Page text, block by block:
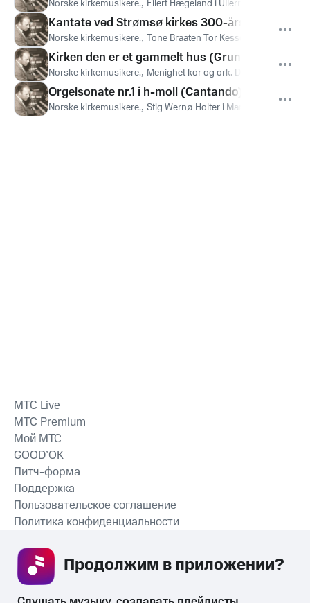
Norske kirkemusikere., Eilert Hægeland i Ullern kirke
Kantate ved Strømsø kirkes 300-års jubileum
Norske kirkemusikere., Tone Braaten Tor Kessel Bragernes
Kirken den er et gammelt hus (Grundtvig/
Norske kirkemusikere., Menighet kor og ork. Dir. J. Fevang
Orgelsonate nr.1 i h-moll (Cantando) [1939]
Norske kirkemusikere., Stig Wernø Holter i Mariakirken Bergen
СКАЧАТЬ ПРИЛОЖЕНИЕ
MTС Live
MTС Premium
Мой МТС
GOOD’OK
Питч-форма
Поддержка
Пользовательское соглашение
Политика конфиденциальности